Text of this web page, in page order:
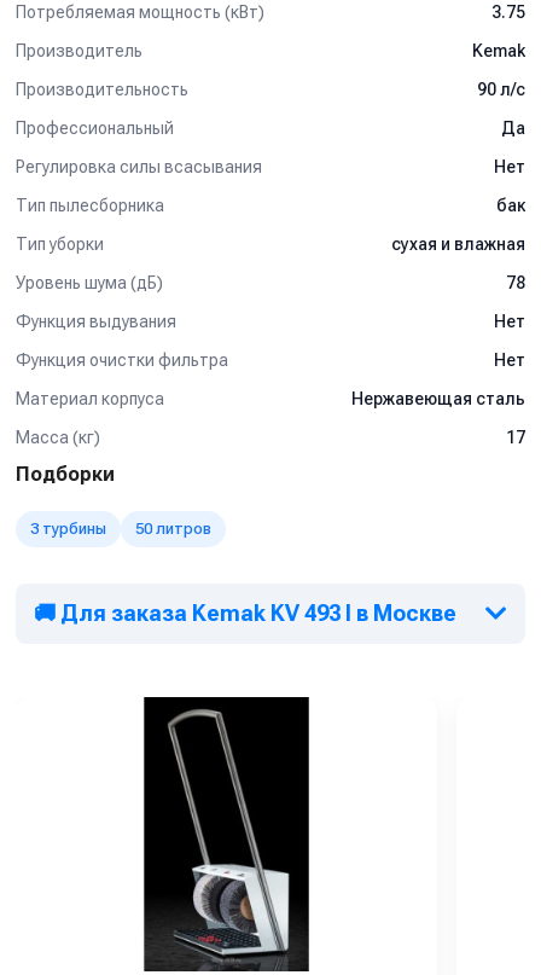
Потребляемая мощность (кВт)
3.75
Производитель
Kemak
Производительность
90 л/c
Профессиональный
Да
Регулировка силы всасывания
Нет
Тип пылесборника
бак
Тип уборки
сухая и влажная
Уровень шума (дБ)
78
Функция выдувания
Нет
Функция очистки фильтра
Нет
Материал корпуса
Нержавеющая сталь
Масса (кг)
17
Подборки
3 турбины 50 литров
🚚 Для заказа Kemak KV 493 I в Москве